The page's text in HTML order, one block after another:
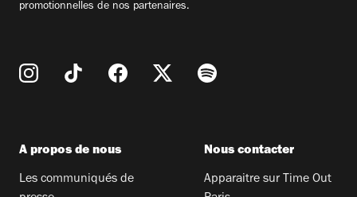
promotionnelles de nos partenaires.
A propos de nous
Les communiqués de
Nous contacter
Apparaitre sur Time Out